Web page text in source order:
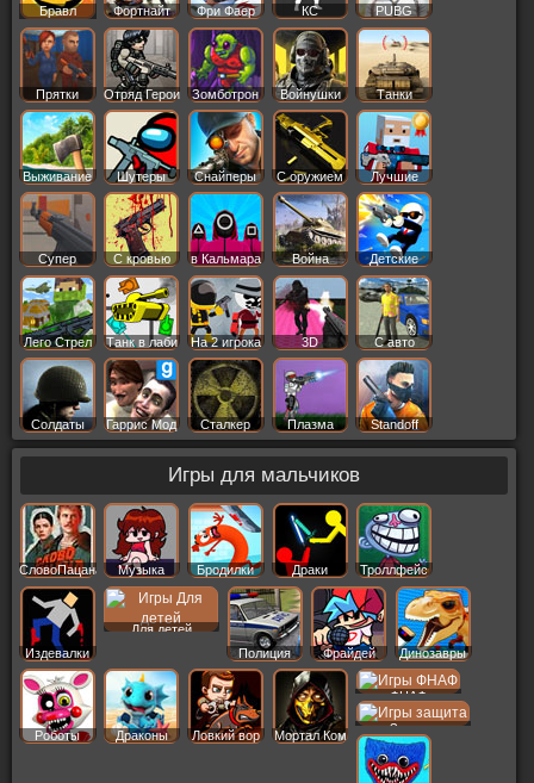
Бравл
Старс
Фортнайт Фри Фаер КС PUBG
Прятки Отряд Герои Зомботрон Войнушки Танки
Выживание Шутеры Снайперы С оружием Лучшие
Супер С кровью в Кальмара Война Детские
Лего Стрел Танк в лаби На 2 игрока 3D С авто
Солдаты Гаррис Мод Сталкер Плазма Standoff
Игры для мальчиков
СловоПацана Музыка Бродилки Драки Троллфейс
Издевалки
Для детей
Полиция
Фрайдей Динозавры
Роботы Драконы Ловкий вор Мортал Ком
ФНАФ
Защита